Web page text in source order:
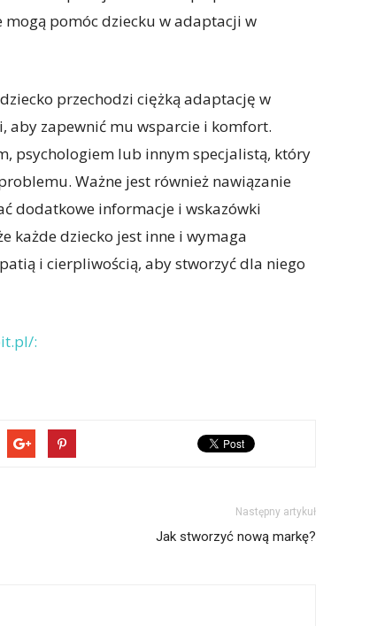
pomóc dziecku w adaptacji w
przechodzi ciężką adaptację w
aby zapewnić mu wsparcie i komfort.
psychologiem lub innym specjalistą, który
Ważne jest również nawiązanie
dodatkowe informacje i wskazówki
każde dziecko jest inne i wymaga
i cierpliwością, aby stworzyć dla niego
:
Następny artykuł
Jak stworzyć nową markę?